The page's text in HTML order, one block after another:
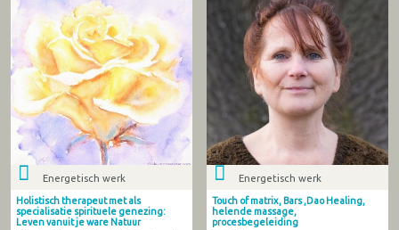
Energetisch werk
Holistisch therapeut met als
specialisatie spirituele genezing:
Leven vanuit je ware Natuur
Energetisch werk
Touch of matrix, Bars ,Dao Healing,
helende massage,
procesbegeleiding